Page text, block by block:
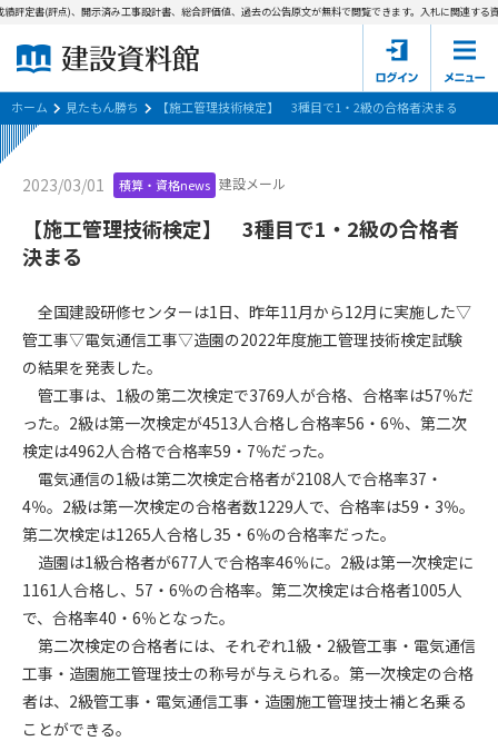
建設資料館とは
会員登録について
サポーター会員一覧
個人情報保護方針
会員規約
定書(評点)、開示済み工事設計書、総合評価値、過去の公告原文が無料で閲覧できます。入札に関連する資
ホーム 見たもん勝ち 【施工管理技術検定】 3種目で1・2級の合格者決まる
2023/03/01 積算・資格news 建設メール
【施工管理技術検定】 3種目で1・2級の合格者
決まる
全国建設研修センターは1日、昨年11月から12月に実施した▽
管工事▽電気通信工事▽造園の2022年度施工管理技術検定試験
の結果を発表した。
管工事は、1級の第二次検定で3769人が合格、合格率は57％だ
った。2級は第一次検定が4513人合格し合格率56・6％、第二次
検定は4962人合格で合格率59・7％だった。
電気通信の1級は第二次検定合格者が2108人で合格率37・
4％。2級は第一次検定の合格者数1229人で、合格率は59・3％。
第二次検定は1265人合格し35・6％の合格率だった。
造園は1級合格者が677人で合格率46％に。2級は第一次検定に
1161人合格し、57・6％の合格率。第二次検定は合格者1005人
で、合格率40・6％となった。
第二次検定の合格者には、それぞれ1級・2級管工事・電気通信
工事・造園施工管理技士の称号が与えられる。第一次検定の合格
者は、2級管工事・電気通信工事・造園施工管理技士補と名乗る
ことができる。
パスワードの再発行
第1条（規約の目的）
会員サービスの利用条件等について定めるものです。
2. 管理者が建設資料館WEB上で随時掲載するルールは本規約の
一部を構成するものとします。
第2条（規約の変更）
本規約は、会員の了承を得ることなく、随時変更されることが
あります。変更内容は、建設資料館WEB上に表示した時点で直
ちに全ての会員が了承したものとみなします。
第4条（会員審査および資格の取り消し）
会員とは、本規約を承諾の上、所定の会員申込手続きを完了
後、管理者がこれを承認した者をいいます。
第4条（会員の定義と登録）
1. 管理者は前条により審査の結果、会員申込みをした者が以下
の何れかの項目に該当することがわかった場合、その者の会
員としての権限を承認しないことがあります。